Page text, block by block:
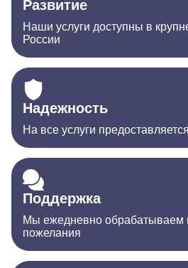
Развитие
Наши услуги доступны в
России
Надежность
На все услуги
Поддержка
Мы ежедневно обрабатываем
пожелания